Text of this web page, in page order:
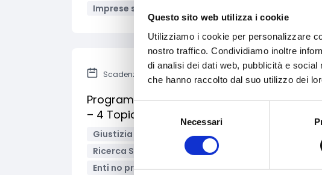
Questo sito web utilizza i cookie
Utilizziamo i cookie per personalizzare
nostro traffico. Condividiamo inoltre
di analisi dei dati web, pubblicità e
che hanno raccolto dal suo utilizzo dei
del
Necessari
Imprese sociali/Società benefit
Scadenza: 26 settembre 2023
Programma DIGITAL 2023 - Azioni di
– 4 Topic
Giustizia e sicurezza Innovazione tecnologica,
Ricerca Scientifica
Supporto alle imprese
Enti no profit / Enti del Terzo Settore
Enti